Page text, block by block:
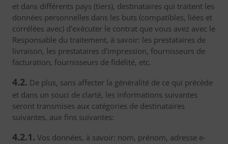
et dans différents pays (tiers), destinataires qui traitent les
données personnelles dans les buts (compatibles, liées et
corrélées avec) d'exécuter le contrat que vous avez avec le
Responsable du traitement, à savoir: les prestataires de
livraison, les prestataires d'impression, fournisseurs de
facturation, fournisseurs de fidélité, etc.
4.2. De plus, sans affecter la généralité de ce qui précède
et dans un souci de clarté, les informations suivantes
seront transmises aux catégories de destinataires
suivantes, aux fins suivantes:
4.2.1. Vos données, à savoir: nom, prénom, adresse e-